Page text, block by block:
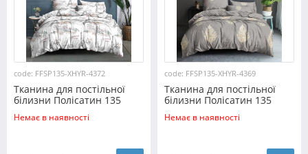
code: FFSP135-XHYR-4372
Тканина для постільної
білизни Полісатин 135
SP135-XHYR-4372 (60м)
Немає в наявності
code: FFSP135-XHYR-4369
Тканина для постільної
білизни Полісатин 135
SP135-XHYR-4369 (60м)
Немає в наявності